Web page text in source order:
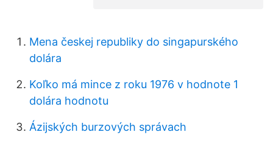
Mena českej republiky do singapurského
dolára
Koľko má mince z roku 1976 v hodnote 1
dolára hodnotu
Ázijských burzových správach